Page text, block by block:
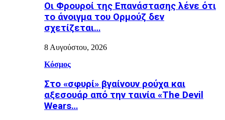
Οι Φρουροί της Επανάστασης λένε ότι
το άνοιγμα του Ορμούζ δεν
σχετίζεται…
8 Αυγούστου, 2026
Κόσμος
Στο «σφυρί» βγαίνουν ρούχα και
αξεσουάρ από την ταινία «The Devil
Wears…